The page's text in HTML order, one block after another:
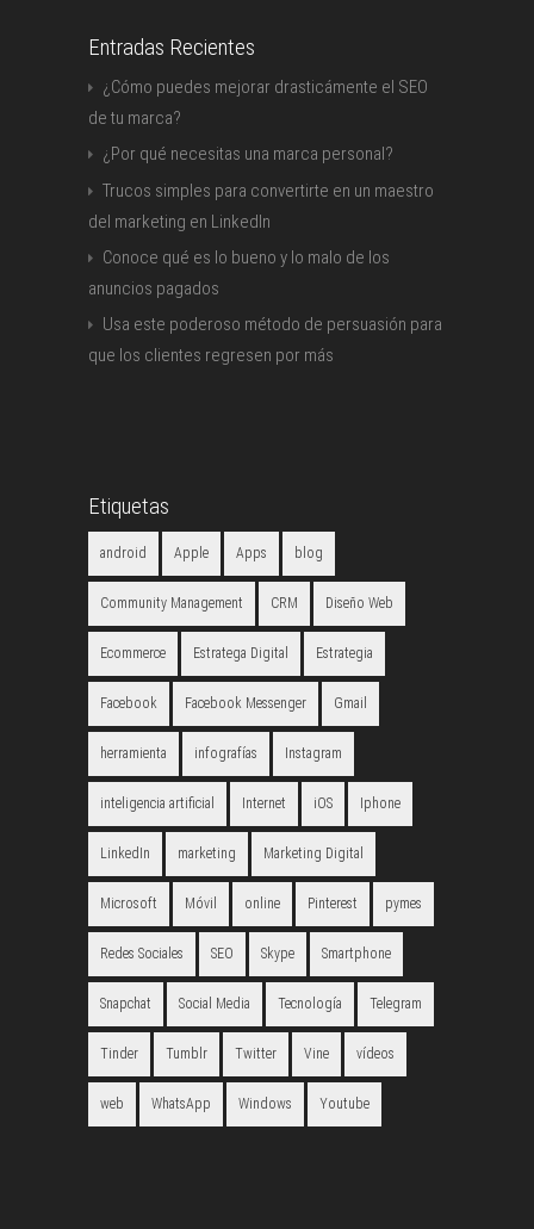
Entradas Recientes
¿Cómo puedes mejorar drasticámente el SEO
de tu marca?
¿Por qué necesitas una marca personal?
Trucos simples para convertirte en un maestro
del marketing en LinkedIn
Conoce qué es lo bueno y lo malo de los
anuncios pagados
Usa este poderoso método de persuasión para
que los clientes regresen por más
Etiquetas
android Apple Apps blog
Community Management CRM Diseño Web
Ecommerce Estratega Digital Estrategia
Facebook Facebook Messenger Gmail
herramienta infografías Instagram
inteligencia artificial Internet iOS Iphone
LinkedIn marketing Marketing Digital
Microsoft Móvil online Pinterest pymes
Redes Sociales SEO Skype Smartphone
Snapchat Social Media Tecnología Telegram
Tinder Tumblr Twitter Vine vídeos
web WhatsApp Windows Youtube